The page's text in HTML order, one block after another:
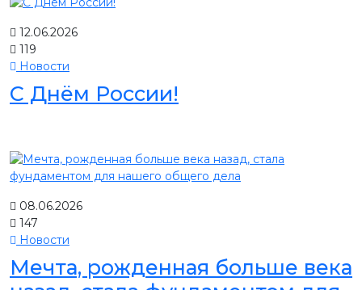
12.06.2026
119
Новости
С Днём России!
08.06.2026
147
Новости
Мечта, рожденная больше века